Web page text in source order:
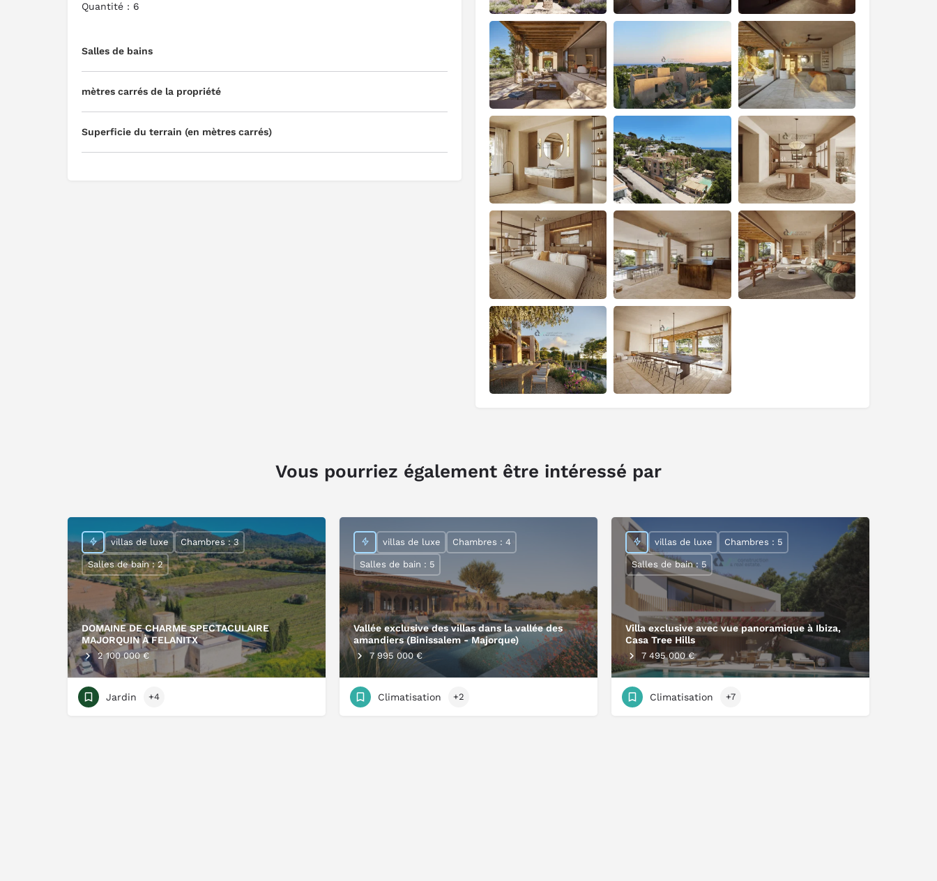
Quantité : 6
Salles de bains
mètres carrés de la propriété
Superficie du terrain (en mètres carrés)
Vous pourriez également être intéressé par
DOMAINE DE CHARME SPECTACULAIRE
MAJORQUIN À FELANITX
2 100 000 €
villas de luxe Chambres : 3
Salles de bain : 2
Jardin +4
Vallée exclusive des villas dans la vallée des
amandiers (Binissalem - Majorque)
7 995 000 €
villas de luxe Chambres : 4
Salles de bain : 5
Climatisation +2
Villa exclusive avec vue panoramique à Ibiza,
Casa Tree Hills
7 495 000 €
villas de luxe Chambres : 5
Salles de bain : 5
Climatisation +7